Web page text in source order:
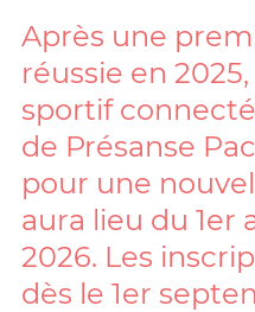
Après une
réussie en
sportif
de Présanse
pour une
aura lieu du 1er
2026. Les
dès le 1er